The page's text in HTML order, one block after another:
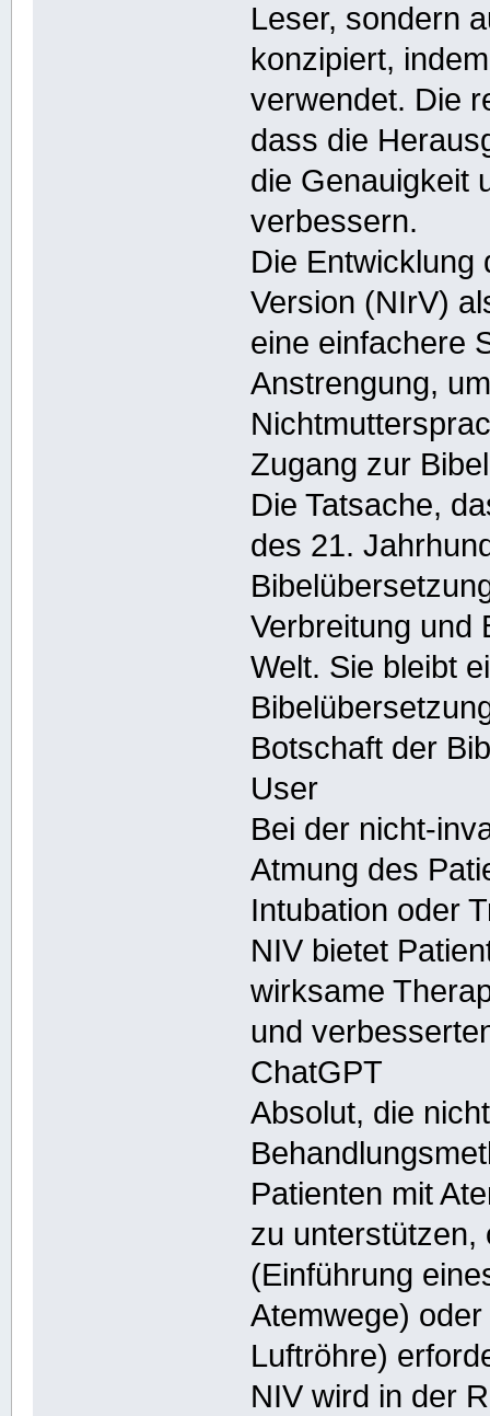
Leser, sondern
konzipiert,
verwendet. Die
dass die
die Genauigkeit
verbessern.
Die Entwicklung
Version (NIrV)
eine einfachere
Anstrengung,
Zugang zur
Die Tatsache,
des 21.
Verbreitung und
Welt. Sie bleibt
Botschaft der
User
Bei der nicht-
Atmung des
Intubation oder
NIV bietet
wirksame
und
ChatGPT
Absolut, die
Patienten mit
zu unterstützen,
(Einführung
Atemwege)
Luftröhre)
NIV wird in der